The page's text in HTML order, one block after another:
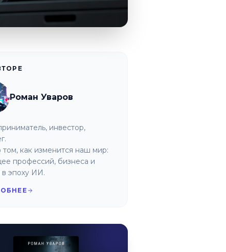
Роман Уваров
инвестор,
том, как изменится наш мир:
профессий, бизнеса и
эпоху ИИ.